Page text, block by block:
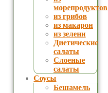
морепродуктов
из грибов
из макарон
из зелени
Диетические
салаты
Слоеные
салаты
Соусы
Бешамель